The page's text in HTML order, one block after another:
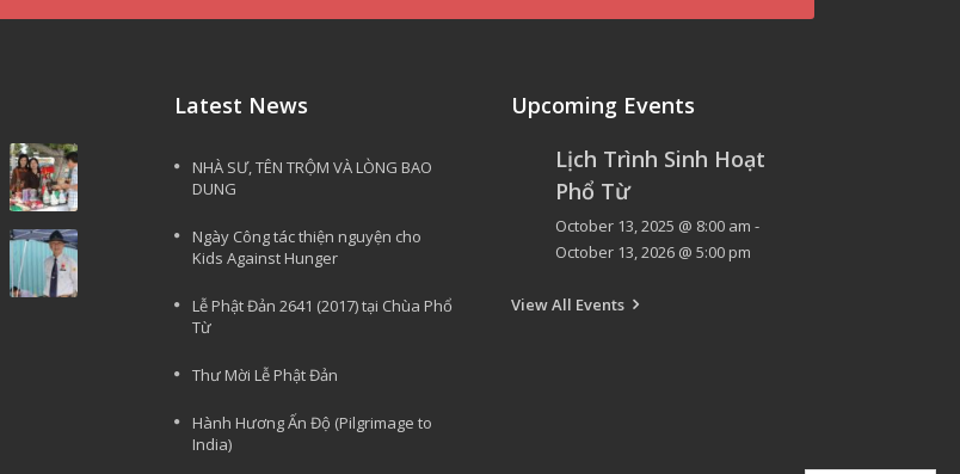
Latest News
NHÀ SƯ, TÊN TRỘM VÀ LÒNG BAO
DUNG
Ngày Công tác thiện nguyện cho
Kids Against Hunger
Lễ Phật Đản 2641 (2017) tại Chùa Phổ
Từ
Thư Mời Lễ Phật Đản
Hành Hương Ấn Độ (Pilgrimage to
India)
Upcoming Events
Lịch Trình Sinh Hoạt
Phổ Từ
October 13, 2025 @ 8:00 am -
October 13, 2026 @ 5:00 pm
View All Events